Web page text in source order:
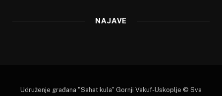
NAJAVE
Udruženje građana "Sahat kula" Gornji Vakuf-Uskoplje © Sva